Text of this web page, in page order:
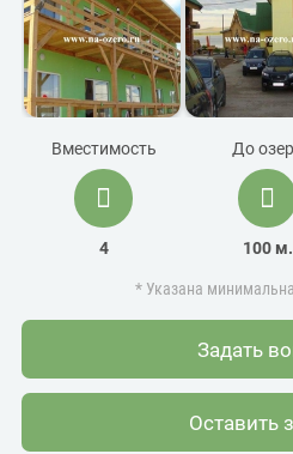
Вместимость
4
До
100 м.
* Указана
Задать
Оставить